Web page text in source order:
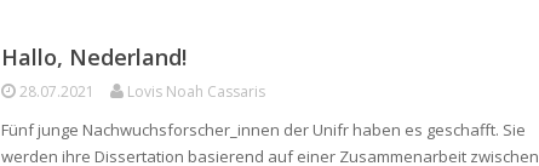
Hallo, Nederland!
28.07.2021 Lovis Noah Cassaris
Fünf junge Nachwuchsforscher_innen der Unifr haben es geschafft. Sie
werden ihre Dissertation basierend auf einer Zusammenarbeit zwischen